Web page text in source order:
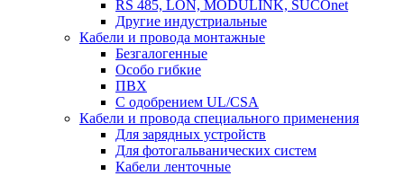
RS 485, LON, MODULINK, SUCOnet
Другие индустриальные
Кабели и провода монтажные
Безгалогенные
Особо гибкие
ПВХ
С одобрением UL/CSA
Кабели и провода специального применения
Для зарядных устройств
Для фотогальванических систем
Кабели ленточные